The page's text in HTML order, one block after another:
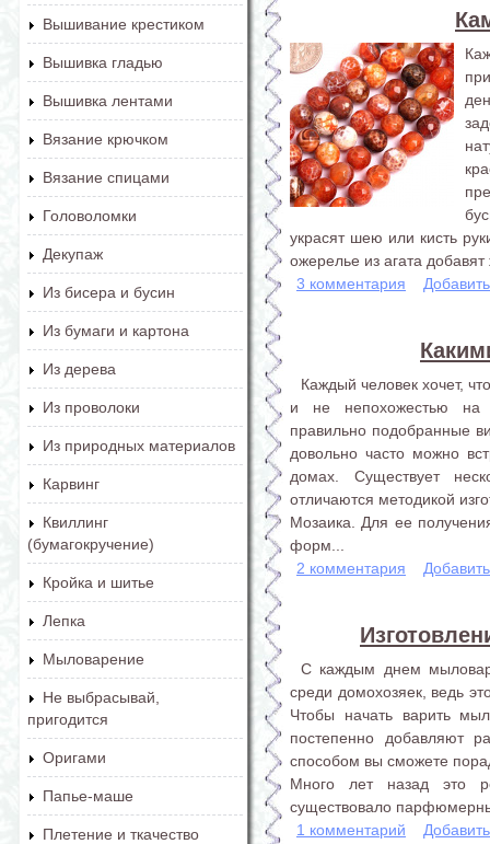
Вышивание крестиком
Вышивка гладью
Вышивка лентами
Вязание крючком
Вязание спицами
Головоломки
Декупаж
Из бисера и бусин
Из бумаги и картона
Из дерева
Из проволоки
Из природных материалов
Карвинг
Квиллинг
(бумагокручение)
Кройка и шитье
Лепка
Мыловарение
Не выбрасывай,
пригодится
Оригами
Папье-маше
Плетение и ткачество
украсят шею или кисть
ожерелье из агата
3 комментария
Каждый человек хочет,
и не непохожестью на
правильно подобранные
довольно часто можно
домах. Существует
отличаются методикой
Мозаика. Для ее
форм...
2 комментария
С каждым днем
среди домохозяек, ведь
Чтобы начать варить
постепенно добавляют
способом вы сможете
Много лет назад это
существовало
1 комментарий